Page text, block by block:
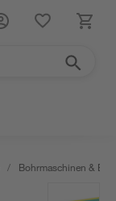
/ Bohrmaschinen &